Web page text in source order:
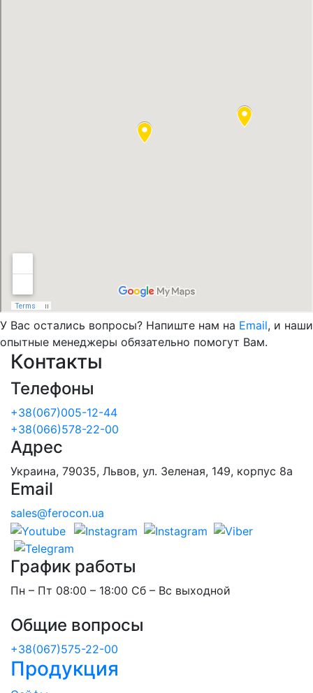
У Вас остались вопросы? Напиште нам на Email, и наши
опытные менеджеры обязательно помогут Вам.
Контакты
Телефоны
+38(067)005-12-44
+38(066)578-22-00
Адрес
Украина, 79035, Львов, ул. Зеленая, 149, корпус 8а
Email
sales@ferocon.ua
График работы
Пн – Пт 08:00 – 18:00 Сб – Вс выходной
Общие вопросы
+38(067)575-22-00
Продукция